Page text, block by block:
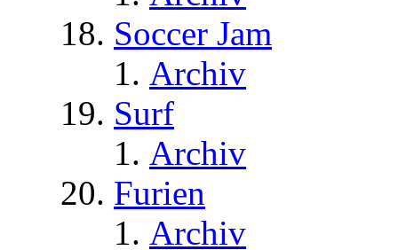
Soccer Jam
Archiv
Surf
Archiv
Furien
Archiv